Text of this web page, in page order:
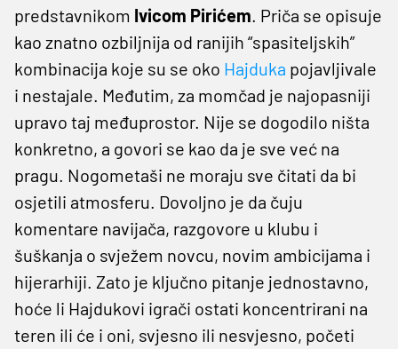
predstavnikom Ivicom Pirićem. Priča se opisuje
kao znatno ozbiljnija od ranijih “spasiteljskih”
kombinacija koje su se oko Hajduka pojavljivale
i nestajale. Međutim, za momčad je najopasniji
upravo taj međuprostor. Nije se dogodilo ništa
konkretno, a govori se kao da je sve već na
pragu. Nogometaši ne moraju sve čitati da bi
osjetili atmosferu. Dovoljno je da čuju
komentare navijača, razgovore u klubu i
šuškanja o svježem novcu, novim ambicijama i
hijerarhiji. Zato je ključno pitanje jednostavno,
hoće li Hajdukovi igrači ostati koncentrirani na
teren ili će i oni, svjesno ili nesvjesno, početi